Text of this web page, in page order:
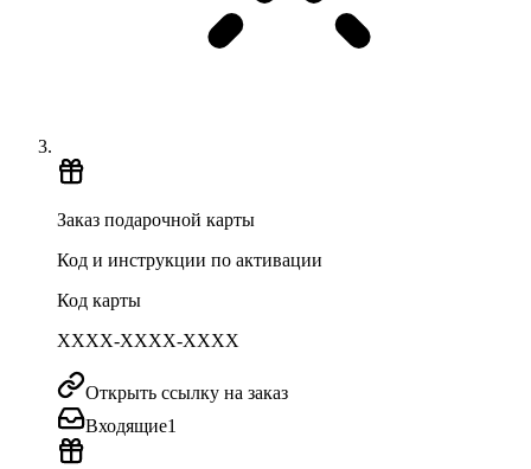
Заказ подарочной карты
Код и инструкции по активации
Код карты
XXXX-XXXX-XXXX
Открыть ссылку на заказ
Входящие1